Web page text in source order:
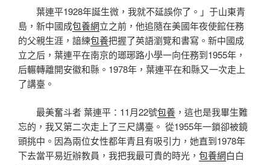
葉連平1928年誕生微，我就不延誤你了。」于山東青
島，新中國成包養網立之前，他追隨在美國年夜使館任務
的父親生涯，諳練包養把握了英語瀏覽和書寫。新中國成
立之后，葉連平在南京的瑯琊路小學一向任務到1955年，
后輾轉離開安徽和縣。1978年，葉連平在和縣又一次走上
了講臺。
最美奮斗者 葉連平：11月22號包養 ，這也是我畢生難
忘的，我又第二次走上了三尺講臺。 從1955年一鎖卻被鏡
頭挑中。因為兩位女性都年青且有吸引力，她直到1978年
下去當平易近辦教員，我把我最可貴的時光， 包養網白白